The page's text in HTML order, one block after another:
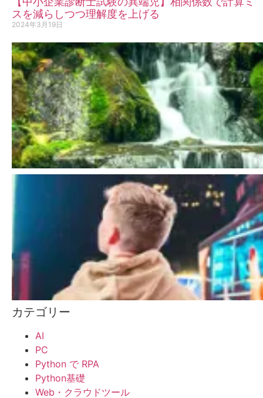
スを減らしつつ理解度を上げる
2024年3月19日
カテゴリー
AI
PC
Python で RPA
Python基礎
Web・クラウドツール